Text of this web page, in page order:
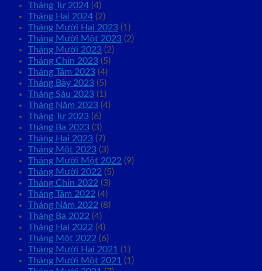
Tháng Tư 2024 (4)
Tháng Hai 2024 (2)
Tháng Mười Hai 2023 (1)
Tháng Mười Một 2023 (2)
Tháng Mười 2023 (2)
Tháng Chín 2023 (5)
Tháng Tám 2023 (4)
Tháng Bảy 2023 (5)
Tháng Sáu 2023 (1)
Tháng Năm 2023 (4)
Tháng Tư 2023 (6)
Tháng Ba 2023 (3)
Tháng Hai 2023 (7)
Tháng Một 2023 (3)
Tháng Mười Một 2022 (9)
Tháng Mười 2022 (5)
Tháng Chín 2022 (3)
Tháng Tám 2022 (4)
Tháng Năm 2022 (8)
Tháng Ba 2022 (4)
Tháng Hai 2022 (4)
Tháng Một 2022 (6)
Tháng Mười Hai 2021 (1)
Tháng Mười Một 2021 (1)